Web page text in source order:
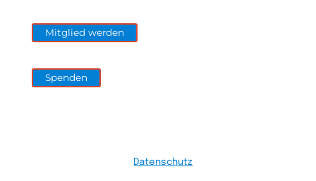
Mitglied werden
Spenden
Datenschutz